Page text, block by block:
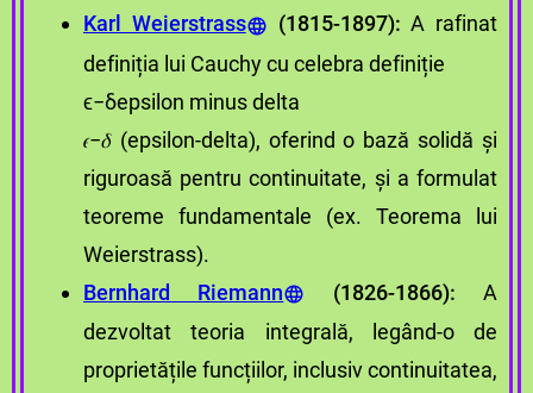
Karl Weierstrass
(1815-1897): A rafinat
definiția lui Cauchy cu celebra definiție
ϵ−δepsilon minus delta
𝜖−𝛿 (epsilon-delta), oferind o bază solidă și
riguroasă pentru continuitate, și a formulat
teoreme fundamentale (ex. Teorema lui
Weierstrass).
Bernhard Riemann
(1826-1866): A
dezvoltat teoria integrală, legând-o de
proprietățile funcțiilor, inclusiv continuitatea,